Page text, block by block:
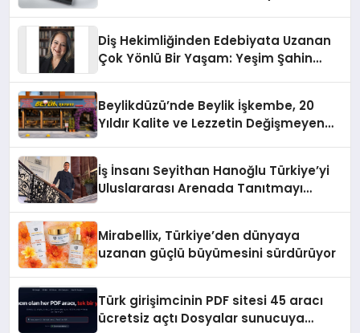
Diş Hekimliğinden Edebiyata Uzanan
Çok Yönlü Bir Yaşam: Yeşim Şahin
Beylikdüzü’nde Beylik İşkembe, 20
Yıldır Kalite ve Lezzetin Değişmeyen
İş İnsanı Seyithan Hanoğlu Türkiye’yi
Uluslararası Arenada Tanıtmayı
Mirabellix, Türkiye’den dünyaya
uzanan güçlü büyümesini sürdürüyor
Türk girişimcinin PDF sitesi 45 aracı
ücretsiz açtı Dosyalar sunucuya